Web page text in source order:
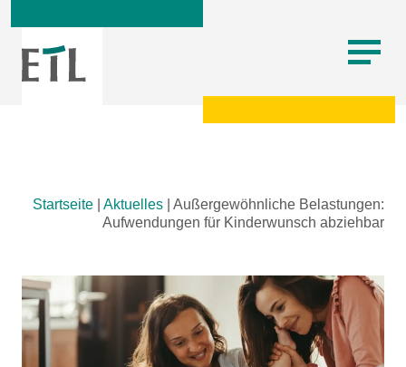
Startseite Aktuelles
Außergewöhnliche Belastungen:
Aufwendungen für Kinderwunsch abziehbar